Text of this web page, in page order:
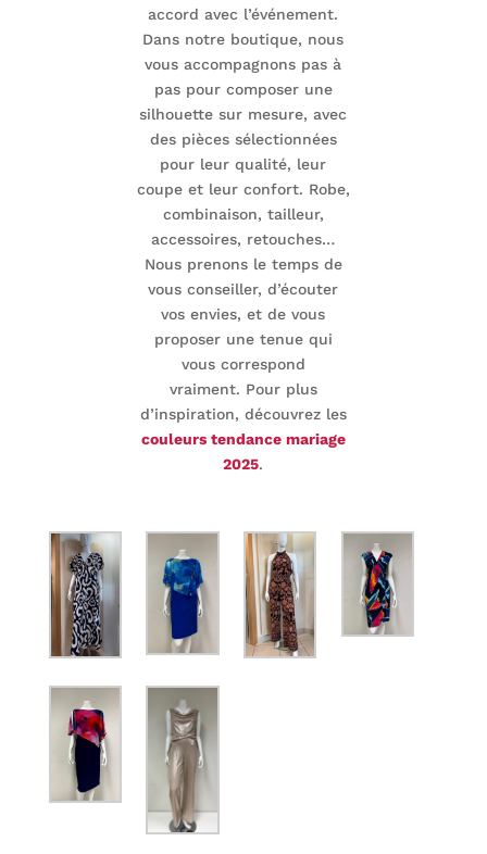
accord avec l’événement.
Dans notre boutique, nous
vous accompagnons pas à
pas pour composer une
silhouette sur mesure, avec
des pièces sélectionnées
pour leur qualité, leur
coupe et leur confort. Robe,
combinaison, tailleur,
accessoires, retouches…
Nous prenons le temps de
vous conseiller, d’écouter
vos envies, et de vous
proposer une tenue qui
vous correspond
vraiment. Pour plus
d’inspiration, découvrez les
couleurs tendance mariage
2025.